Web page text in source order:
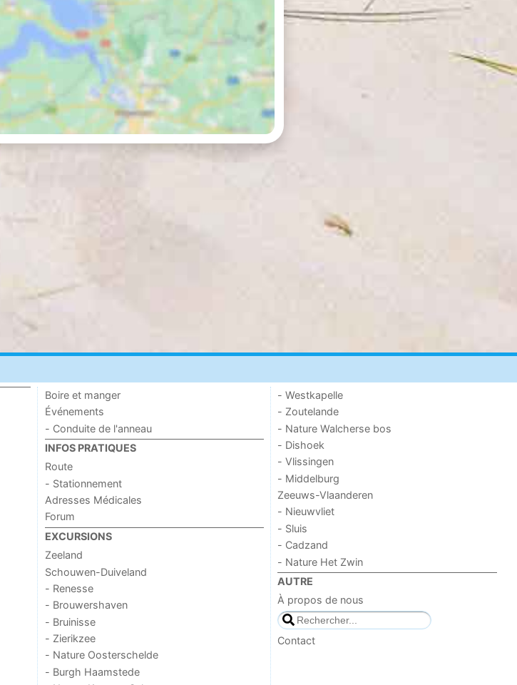
Boire et manger
Événements
- Conduite de l'anneau
INFOS PRATIQUES
Route
- Stationnement
Adresses Médicales
Forum
EXCURSIONS
Zeeland
Schouwen-Duiveland
- Renesse
- Brouwershaven
- Bruinisse
- Zierikzee
- Nature Oosterschelde
- Burgh Haamstede
- Westkapelle
- Zoutelande
- Nature Walcherse bos
- Dishoek
- Vlissingen
- Middelburg
Zeeuws-Vlaanderen
- Nieuwvliet
- Sluis
- Cadzand
- Nature Het Zwin
AUTRE
À propos de nous
Contact